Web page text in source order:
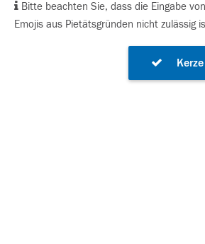
Bitte beachten Sie, dass die Eingabe
Emojis aus Pietätsgründen nicht zulässig